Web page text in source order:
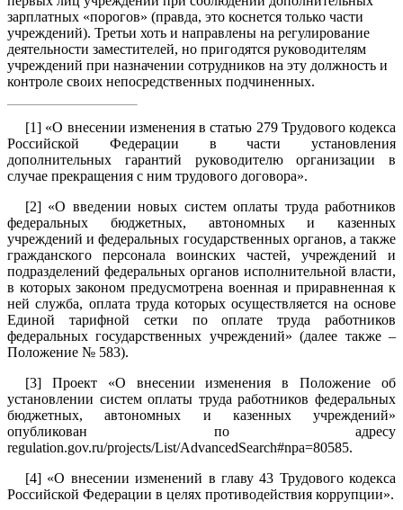
зарплатных «порогов» (правда, это коснется только части
учреждений). Третьи хоть и направлены на регулирование
деятельности заместителей, но пригодятся руководителям
учреждений при назначении сотрудников на эту должность и
контроле своих непосредственных подчиненных.
[1] «О внесении изменения в статью 279 Трудового кодекса
Российской Федерации в части установления
дополнительных гарантий руководителю организации в
случае прекращения с ним трудового договора».
[2] «О введении новых систем оплаты труда работников
федеральных бюджетных, автономных и казенных
учреждений и федеральных государственных органов, а также
гражданского персонала воинских частей, учреждений и
подразделений федеральных органов исполнительной власти,
в которых законом предусмотрена военная и приравненная к
ней служба, оплата труда которых осуществляется на основе
Единой тарифной сетки по оплате труда работников
федеральных государственных учреждений» (далее также –
Положение № 583).
[3] Проект «О внесении изменения в Положение об
установлении систем оплаты труда работников федеральных
бюджетных, автономных и казенных учреждений»
опубликован по адресу
regulation.gov.ru/projects/List/AdvancedSearch#npa=80585.
[4] «О внесении изменений в главу 43 Трудового кодекса
Российской Федерации в целях противодействия коррупции».